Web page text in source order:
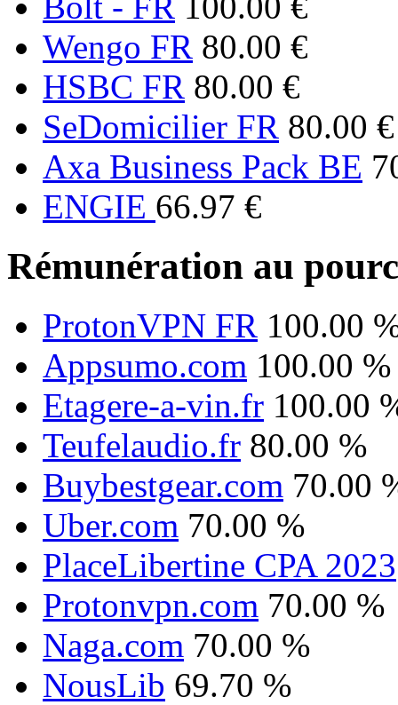
Wengo FR 80.00 €
HSBC FR 80.00 €
SeDomicilier FR 80.00 €
Axa Business Pack BE
ENGIE 66.97 €
Rémunération au
ProtonVPN FR 100.00
Appsumo.com 100.00 %
Etagere-a-vin.fr 100.00
Teufelaudio.fr 80.00 %
Buybestgear.com 70.00
Uber.com 70.00 %
PlaceLibertine CPA 2023
Protonvpn.com 70.00 %
Naga.com 70.00 %
NousLib 69.70 %